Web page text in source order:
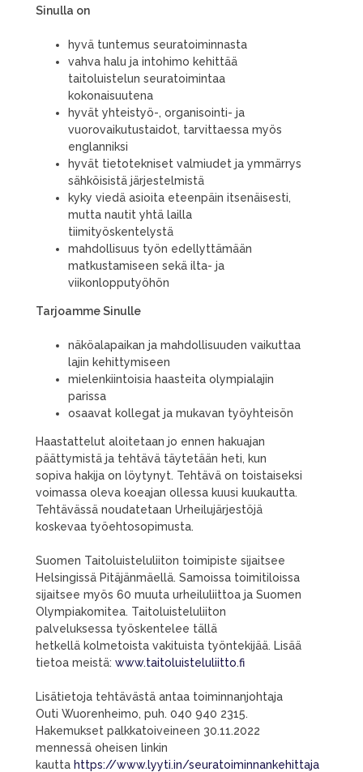
Sinulla on
hyvä tuntemus seuratoiminnasta
vahva halu ja intohimo kehittää
taitoluistelun seuratoimintaa
kokonaisuutena
hyvät yhteistyö-, organisointi- ja
vuorovaikutustaidot, tarvittaessa myös
englanniksi
hyvät tietotekniset valmiudet ja ymmärrys
sähköisistä järjestelmistä
kyky viedä asioita eteenpäin itsenäisesti,
mutta nautit yhtä lailla
tiimityöskentelystä
mahdollisuus työn edellyttämään
matkustamiseen sekä ilta- ja
viikonlopputyöhön
Tarjoamme Sinulle
näköalapaikan ja mahdollisuuden vaikuttaa
lajin kehittymiseen
mielenkiintoisia haasteita olympialajin
parissa
osaavat kollegat ja mukavan työyhteisön
Haastattelut aloitetaan jo ennen hakuajan
päättymistä ja tehtävä täytetään heti, kun
sopiva hakija on löytynyt. Tehtävä on toistaiseksi
voimassa oleva koeajan ollessa kuusi kuukautta.
Tehtävässä noudatetaan Urheilujärjestöjä
koskevaa työehtosopimusta.
Suomen Taitoluisteluliiton toimipiste sijaitsee
Helsingissä Pitäjänmäellä. Samoissa toimitiloissa
sijaitsee myös 60 muuta urheiluliittoa ja Suomen
Olympiakomitea. Taitoluisteluliiton
palveluksessa työskentelee tällä
hetkellä kolmetoista vakituista työntekijää. Lisää
tietoa meistä: www.taitoluisteluliitto.fi
Lisätietoja tehtävästä antaa toiminnanjohtaja
Outi Wuorenheimo, puh. 040 940 2315.
Hakemukset palkkatoiveineen 30.11.2022
mennessä oheisen linkin
kautta https://www.lyyti.in/seuratoiminnankehittaja